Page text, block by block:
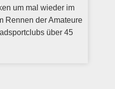
um mal wieder im
Rennen der Amateure
über 45